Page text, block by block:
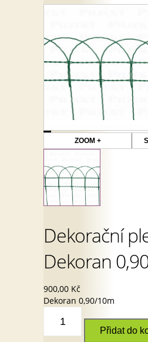
ZOOM +
Dekorační
Dekoran
900,00 Kč
Dekoran 0,90/10m
pletivo
Dekoran
Přidat do